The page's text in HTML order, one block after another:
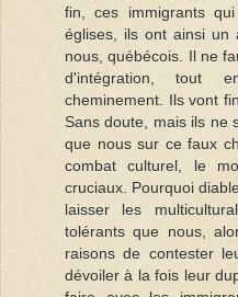
fin, ces immigrants
églises, ils ont ainsi un
nous, québécois. Il ne
d'intégration, tout
cheminement. Ils vont
Sans doute, mais ils ne
que nous sur ce faux
combat culturel, le
cruciaux. Pourquoi
laisser les
tolérants que nous,
raisons de contester
dévoiler à la fois leur